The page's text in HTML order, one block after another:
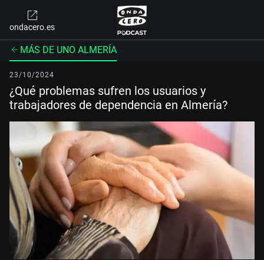
ondacero.es
MÁS DE UNO ALMERÍA
23/10/2024
¿Qué problemas sufren los usuarios y
trabajadores de dependencia en Almería?